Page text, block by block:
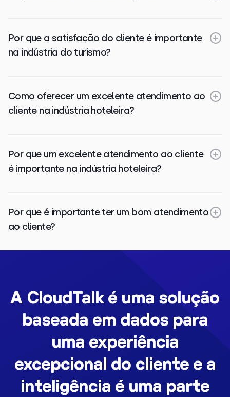
Por que a satisfação do cliente é importante
na indústria do turismo?
Como oferecer um excelente atendimento ao
cliente na indústria hoteleira?
Por que um excelente atendimento ao cliente
é importante na indústria hoteleira?
Por que é importante ter um bom atendimento
ao cliente?
A CloudTalk é uma solução
baseada em dados para
uma experiência
excepcional do cliente e a
inteligência é uma parte